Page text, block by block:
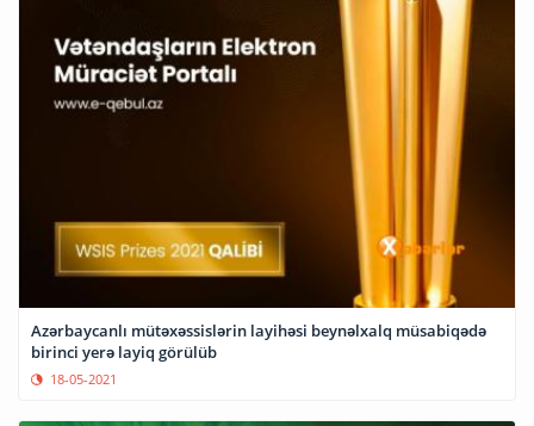
Azərbaycanlı mütəxəssislərin layihəsi beynəlxalq müsabiqədə
birinci yerə layiq görülüb
18-05-2021